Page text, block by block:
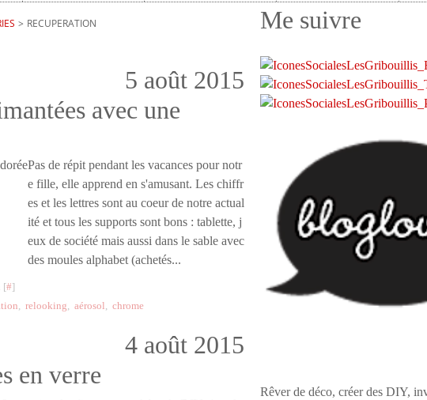
> RECUPERATION
5 août 2015
avec une
Pas de répit pendant les vacances pour notr
e fille, elle apprend en s'amusant. Les chiffr
es et les lettres sont au coeur de notre actual
ité et tous les supports sont bons : tablette, j
eux de société mais aussi dans le sable avec
des moules alphabet (achetés...
[#]
, relooking, aérosol, chrome
4 août 2015
en verre
Me suivre
Rêver de déco, créer des DIY,